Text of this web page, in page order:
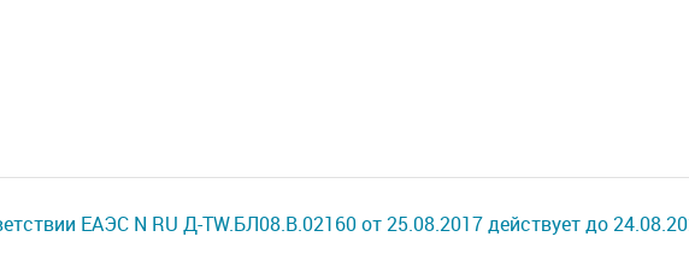
ЕАЭС N RU Д-TW.БЛ08.В.02160 от 25.08.2017 действует до